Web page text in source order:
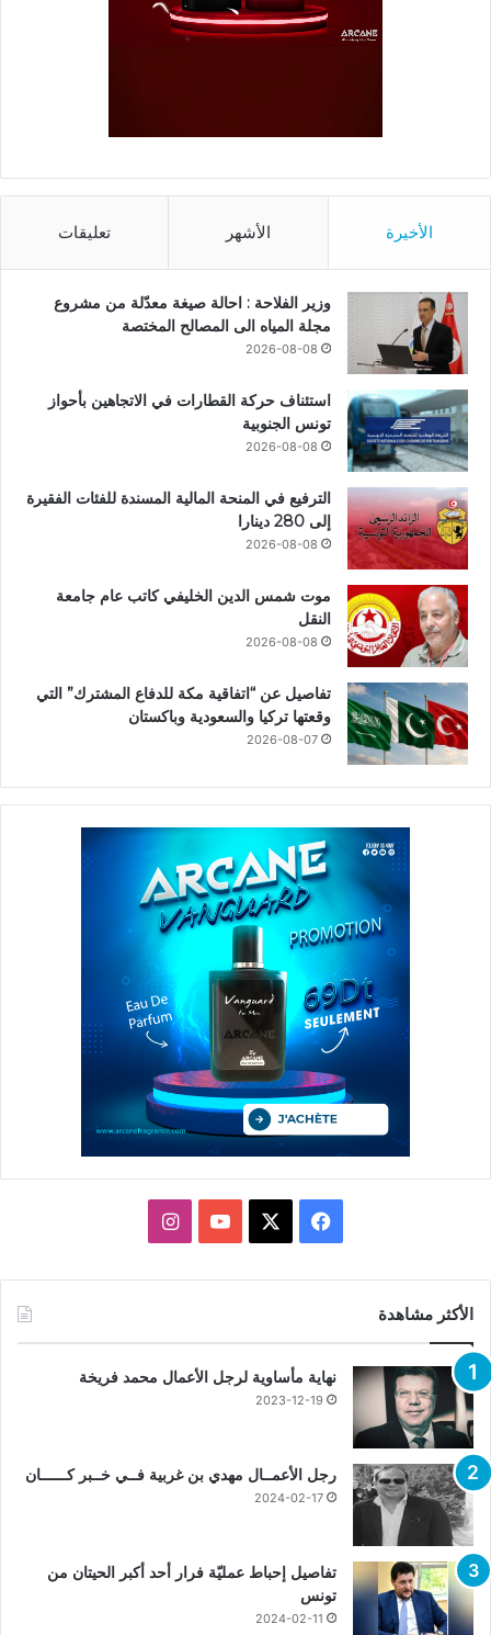
الأخيرة الأشهر تعليقات
وزير الفلاحة : احالة صيغة معدّلة من مشروع
مجلة المياه الى المصالح المختصة
2026-08-08
استئناف حركة القطارات في الاتجاهين بأحواز
تونس الجنوبية
2026-08-08
الترفيع في المنحة المالية المسندة للفئات الفقيرة
إلى 280 دينارا
2026-08-08
موت شمس الدين الخليفي كاتب عام جامعة
النقل
2026-08-08
تفاصيل عن “اتفاقية مكة للدفاع المشترك” التي
وقعتها تركيا والسعودية وباكستان
2026-08-07
فيسبوك يوتيوبانستقرام
الأكثر مشاهدة
نهاية مأساوية لرجل الأعمال محمد فريخة
2023-12-19
رجل الأعمــال مهدي بن غربية فــي خــبر كــــــان
2024-02-17
تفاصيل إحباط عمليّة فرار أحد أكبر الحيتان من
تونس
2024-02-11